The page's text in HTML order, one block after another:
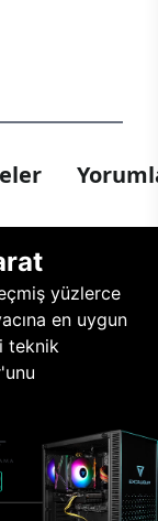
yüzlerce
en uygun
teknik